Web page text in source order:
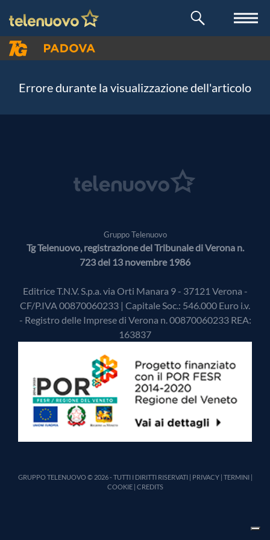
Errore durante la visualizzazione dell'articolo
Gruppo Telenuovo
Tg Telenuovo, registrazione del Tribunale di Verona n.
723 del 13 novembre 1986
Editrice T.N.V. S.p.a. via Orti Manara 9 - 37121 Verona -
CF/P.IVA 00870060233 | Capitale Soc.: 546.000 Euro i.v.
- Registro delle Imprese di Verona n. 00870060233 REA:
163837
GRUPPO TELENUOVO © 2026 - TUTTI I DIRITTI RISERVATI | PRIVACY| TERMINI|
COOKIE| CREDITS